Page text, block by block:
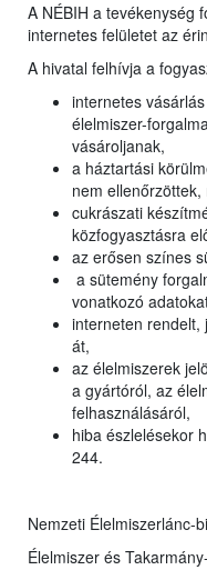
A NÉBIH a tevékenység
internetes felületet az
A hivatal felhívja a
internetes
élelmiszer-
vásároljanak,
a háztartási
nem
cukrászati
közfogyasztásra
az erősen színes
a sütemény
vonatkozó
interneten rendelt,
át,
az élelmiszerek
a gyártóról, az
felhasználásáról,
hiba észlelésekor
244.
Nemzeti Élelmiszerlánc-
Élelmiszer és